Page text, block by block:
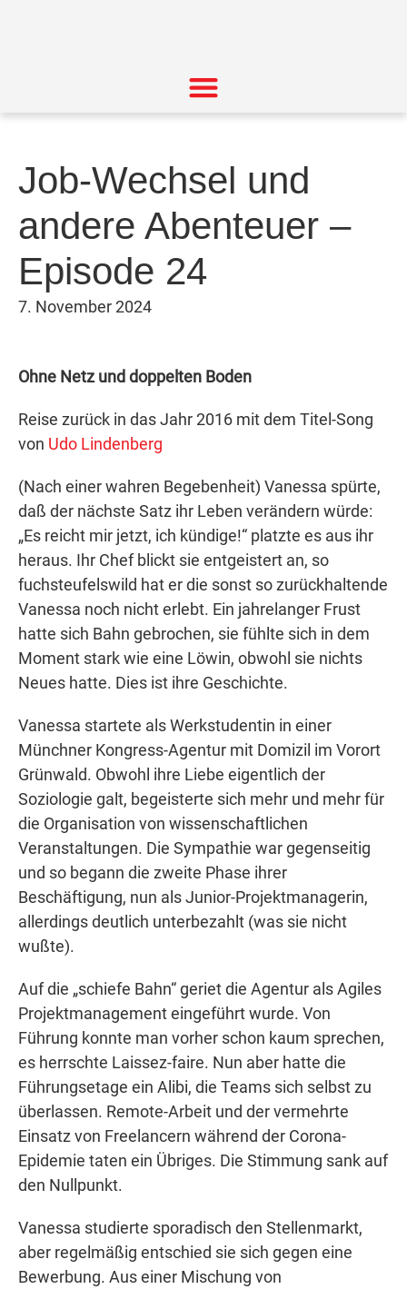
Job-Wechsel und
andere Abenteuer –
Episode 24
7. November 2024
Ohne Netz und doppelten Boden
Reise zurück in das Jahr 2016 mit dem Titel-Song
von Udo Lindenberg
(Nach einer wahren Begebenheit) Vanessa spürte,
daß der nächste Satz ihr Leben verändern würde:
„Es reicht mir jetzt, ich kündige!“ platzte es aus ihr
heraus. Ihr Chef blickt sie entgeistert an, so
fuchsteufelswild hat er die sonst so zurückhaltende
Vanessa noch nicht erlebt. Ein jahrelanger Frust
hatte sich Bahn gebrochen, sie fühlte sich in dem
Moment stark wie eine Löwin, obwohl sie nichts
Neues hatte. Dies ist ihre Geschichte.
Vanessa startete als Werkstudentin in einer
Münchner Kongress-Agentur mit Domizil im Vorort
Grünwald. Obwohl ihre Liebe eigentlich der
Soziologie galt, begeisterte sich mehr und mehr für
die Organisation von wissenschaftlichen
Veranstaltungen. Die Sympathie war gegenseitig
und so begann die zweite Phase ihrer
Beschäftigung, nun als Junior-Projektmanagerin,
allerdings deutlich unterbezahlt (was sie nicht
wußte).
Auf die „schiefe Bahn“ geriet die Agentur als Agiles
Projektmanagement eingeführt wurde. Von
Führung konnte man vorher schon kaum sprechen,
es herrschte Laissez-faire. Nun aber hatte die
Führungsetage ein Alibi, die Teams sich selbst zu
überlassen. Remote-Arbeit und der vermehrte
Einsatz von Freelancern während der Corona-
Epidemie taten ein Übriges. Die Stimmung sank auf
den Nullpunkt.
Vanessa studierte sporadisch den Stellenmarkt,
aber regelmäßig entschied sie sich gegen eine
Bewerbung. Aus einer Mischung von